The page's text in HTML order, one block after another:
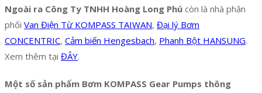
Ngoài ra Công Ty TNHH Hoàng Long Phú còn là nhà phân
phối Van Điện Từ KOMPASS TAIWAN, Đại lý Bơm
CONCENTRIC, Cảm biến Hengesbach, Phanh Bột HANSUNG.
Xem thêm tại ĐÂY.
Một số sản phẩm Bơm KOMPASS Gear Pumps thông